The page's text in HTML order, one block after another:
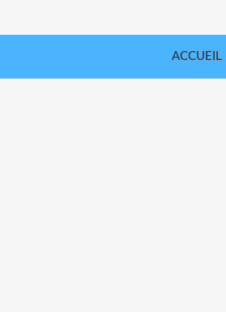
ACCUEIL